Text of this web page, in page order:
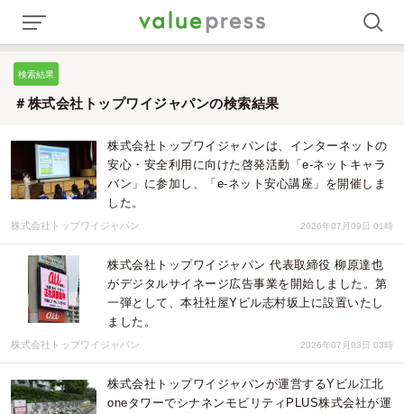
検索結果
＃株式会社トップワイジャパンの検索結果
株式会社トップワイジャパンは、インターネットの
安心・安全利用に向けた啓発活動「e-ネットキャラ
バン」に参加し、「e-ネット安心講座」を開催しま
した。
株式会社トップワイジャパン 2026年07月09日 01時
株式会社トップワイジャパン 代表取締役 柳原達也
がデジタルサイネージ広告事業を開始しました。第
一弾として、本社社屋Yビル志村坂上に設置いたし
ました。
株式会社トップワイジャパン 2026年07月03日 03時
株式会社トップワイジャパンが運営するYビル江北
oneタワーでシナネンモビリティPLUS株式会社が運